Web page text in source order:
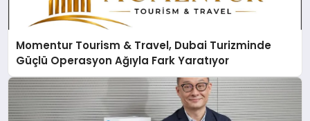
Momentur Tourism & Travel, Dubai Turizminde
Güçlü Operasyon Ağıyla Fark Yaratıyor